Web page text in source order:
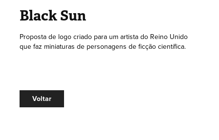
Black Sun
Proposta de logo criado para um artista do Reino Unido
que faz miniaturas de personagens de ficção científica.
Voltar